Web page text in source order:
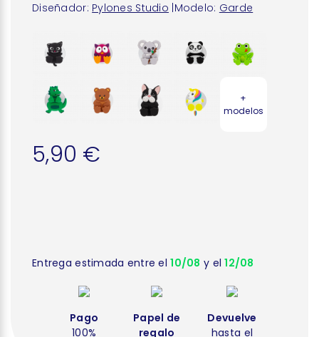
Diseñador: Pylones Studio Modelo: Garde
+
modelos
5,90 €
Entrega estimada entre el10/08 y el12/08
Pago
100%
Papel de
regalo
Devuelve
hasta el